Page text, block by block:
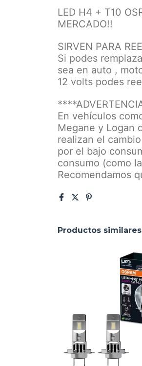
LED H4 + T10
MERCADO!!
SIRVEN PARA
Si podes
sea en auto ,
12 volts podes
En vehículos
Megane y Logan
realizan el
por el bajo
consumo (como
Recomendamos
Productos similares